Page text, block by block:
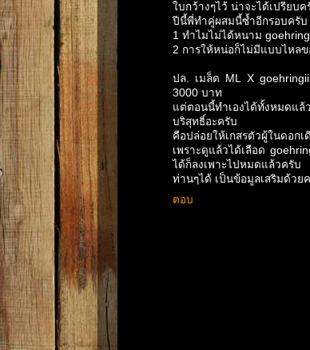
ใบกว้างๆไว้ น่าจะได้เปรียบ
ปีนี้พี่ทำคู่ผสมนี้ซ้ำอีกรอบครับ
1 ทำไมไม่ได้หนาม
2 การให้หน่อก็ไม่มีแบบไหลข
ปล. เมล็ด ML X
3000 บาท
แต่ตอนนี้ทำเองได้ทั้งหมดแล้
บริสุทธิ์อะครับ
คือปล่อยให้เกสรตัวผู้ในดอก
เพราะดูแล้วได้เลือด
ได้ก็ลงเพาะไปหมดแล้วครั
ท่านๆได้ เป็นข้อมูลเสริมด้วย
ตอบ